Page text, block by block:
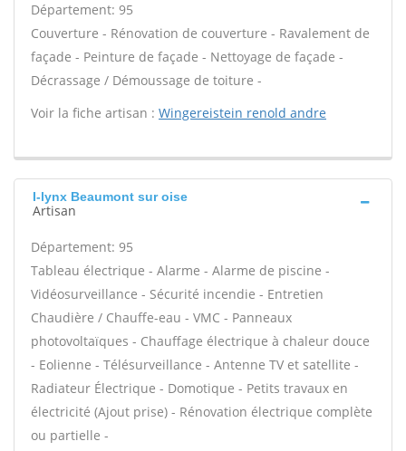
Département: 95
Couverture - Rénovation de couverture - Ravalement de
façade - Peinture de façade - Nettoyage de façade -
Décrassage / Démoussage de toiture -
Voir la fiche artisan : Wingereistein renold andre
I-lynx Beaumont sur oise
Artisan
Département: 95
Tableau électrique - Alarme - Alarme de piscine -
Vidéosurveillance - Sécurité incendie - Entretien
Chaudière / Chauffe-eau - VMC - Panneaux
photovoltaïques - Chauffage électrique à chaleur douce
- Eolienne - Télésurveillance - Antenne TV et satellite -
Radiateur Électrique - Domotique - Petits travaux en
électricité (Ajout prise) - Rénovation électrique complète
ou partielle -